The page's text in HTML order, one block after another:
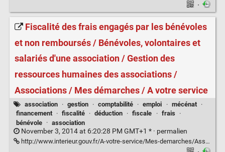
·
Fiscalité des frais engagés par les bénévoles
et non remboursés / Bénévoles, volontaires et
salariés d'une association / Gestion des
ressources humaines des associations /
Associations / Mes démarches / A votre service
association · gestion · comptabilité · emploi · mécénat
·
financement
· fiscalité · déduction · fiscale · frais
·
bénévole
· association
November 3, 2014 at 6:20:28 PM GMT+1 * · permalien
http://www.interieur.gouv.fr/A-votre-service/Mes-demarches/Associations/Gestion-des-ressources-humaines-des-associations/Benevoles-volontaires-et-salaries-d-une-association/Fiscalite-des-frais-engages-par-les-benevoles-et-non-rembourses